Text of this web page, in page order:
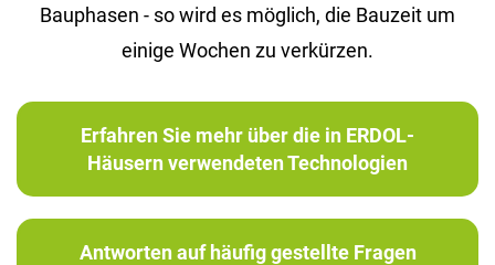
Bauphasen - so wird es möglich, die Bauzeit um
einige Wochen zu verkürzen.
Erfahren Sie mehr über die in ERDOL-
Häusern verwendeten Technologien
Antworten auf häufig gestellte Fragen